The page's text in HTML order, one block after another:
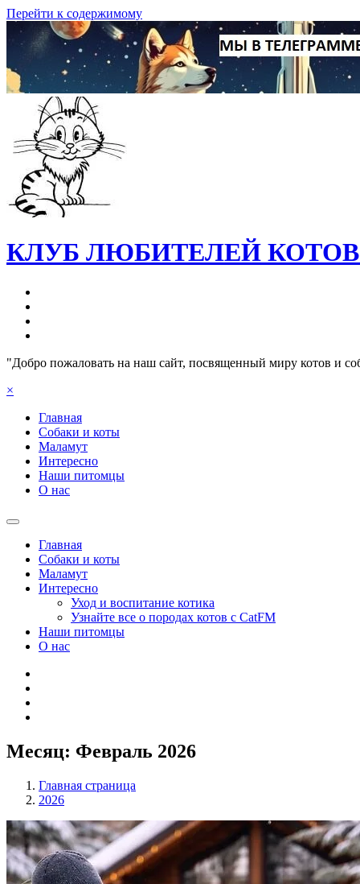
Перейти к содержимому
КЛУБ ЛЮБИТЕЛЕЙ
"Добро пожаловать на наш сайт, посвященный миру котов и
×
Главная
Собаки и коты
Маламут
Интересно
Наши питомцы
О нас
Главная
Собаки и коты
Маламут
Интересно
Уход и воспитание котика
Узнайте все о породах котов с CatFM
Наши питомцы
О нас
Месяц: Февраль 2026
Главная страница
2026